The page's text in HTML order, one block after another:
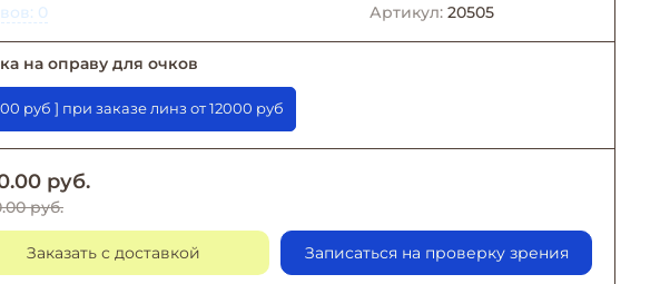
0 Артикул: 20505
на оправу для очков
[ -5000 руб ] при заказе линз от 12000 руб
руб.
руб.
Заказать с доставкой Записаться на проверку зрения